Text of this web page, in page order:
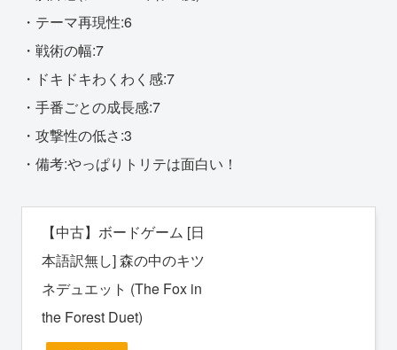
・テーマ再現性:6
・戦術の幅:7
・ドキドキわくわく感:7
・手番ごとの成長感:7
・攻撃性の低さ:3
・備考:やっぱりトリテは面白い！
【中古】ボードゲーム [日
本語訳無し] 森の中のキツ
ネデュエット (The Fox in
the Forest Duet)